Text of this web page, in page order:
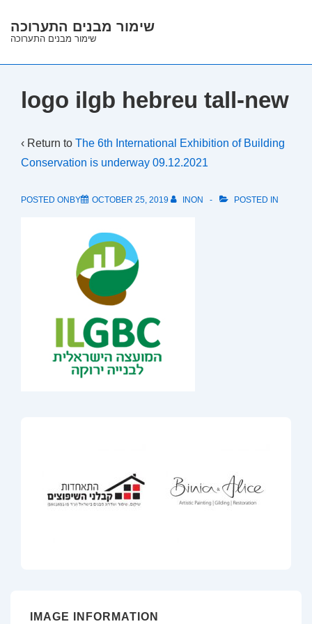
Skip
Main
שימור מבנים התערוכה
שימור מבנים התערוכה
logo ilgb hebreu tall-new
‹ Return to The 6th International Exhibition of Building
Conservation is underway 09.12.2021
POSTED ONBY OCTOBER 25, 2019 INON POSTED IN
IMAGE INFORMATION